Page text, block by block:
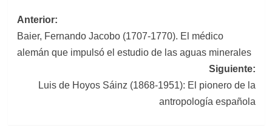
Navegación
de
entradas
Anterior:
Baier, Fernando Jacobo (1707-1770). El médico
alemán que impulsó el estudio de las aguas minerales
Siguiente:
Luis de Hoyos Sáinz (1868-1951): El pionero de la
antropología española